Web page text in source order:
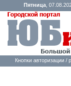
Пятница,
Кнопки авторизации /